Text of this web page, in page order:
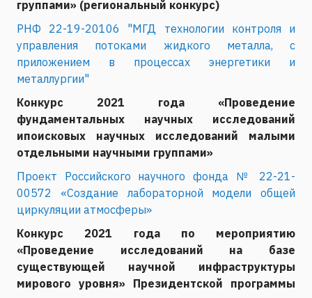
группами» (региональный конкурс)
РНФ 22-19-20106 "МГД технологии контроля и
управления потоками жидкого металла, с
приложением в процессах энергетики и
металлургии"
Конкурс 2021 года «Проведение
фундаментальных научных исследований
ипоисковых научных исследований малыми
отдельными научными группами»
Проект Российского научного фонда № 22-21-
00572 «Создание лабораторной модели общей
циркуляции атмосферы»
Конкурс 2021 года по мероприятию
«Проведение исследований на базе
существующей научной инфраструктуры
мирового уровня» Президентской программы